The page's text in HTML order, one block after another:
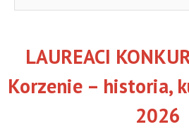
LAUREACI
Korzenie – historia,
2026